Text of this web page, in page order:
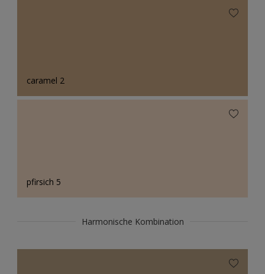
caramel 2
pfirsich 5
Harmonische Kombination